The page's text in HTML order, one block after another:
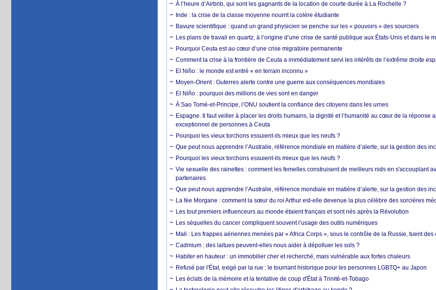
À l’heure d’Airbnb, qui sont les gagnants de la location de courte durée à La Rochelle ?
Inde : la crise de la classe moyenne nourrit la colère étudiante
Bavure scientifique : quand un grand physicien se penche sur les « pouvoirs » des sourciers
Les plans de travail en quartz, à l’origine d’une crise de santé publique aux États-Unis et dans le
Pourquoi Ceuta est au cœur d’une crise migratoire permanente
Comment la crise à la frontière de Ceuta a immédiatement servi les intérêts de l’extrême droite
El Niño : le monde est entré « en terrain inconnu »
Moyen-Orient : Guterres alerte contre une guerre aux conséquences mondiales
El Niño : pourquoi des millions de vies sont en danger
À Sao Tomé-et-Principe, l’ONU soutient la confiance des citoyens dans les urnes
Espagne. Il faut veiller à placer les droits humains, la dignité et l’humanité au cœur de la réponse
exceptionnel de personnes à Ceuta
Pourquoi les vieux torchons essuient-ils mieux que les neufs ?
Que peut nous apprendre l’Australie, référence mondiale en matière d’alerte, sur la gestion des
Pourquoi les vieux torchons essuient-ils mieux que les neufs ?
Vie sexuelle des rainettes : comment les femelles construisent de meilleurs nids en s'accouplant
partenaires
Que peut nous apprendre l’Australie, référence mondiale en matière d’alerte, sur la gestion des
La fée Morgane : comment la sœur du roi Arthur est-elle devenue la plus célèbre des sorcières
Les tout premiers influenceurs au monde étaient français et sont nés après la Révolution
Les séquelles du cancer compliquent souvent l’usage des outils numériques
Mali : Les frappes aériennes menées par « Africa Corps », sous le contrôle de la Russie, tuent des
Cadmium : des laitues peuvent-elles nous aider à dépolluer les sols ?
Habiter en hauteur : un immobilier cher et recherché, mais vulnérable aux fortes chaleurs
Refusé par l'État, exigé par la rue : le tournant historique pour les personnes LGBTQ+ au Japon
Les éclats de la mémoire et la tentative de coup d'État à Trinité-et-Tobago